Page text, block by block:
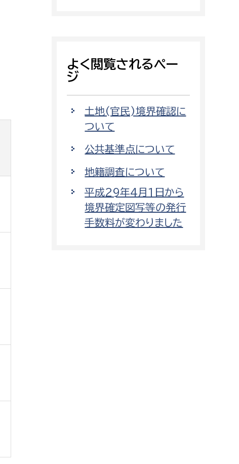
よく閲覧されるペー
ジ
土地(官民)境界確認に
ついて
公共基準点について
地籍調査について
平成29年4月1日から
境界確定図写等の発行
手数料が変わりました